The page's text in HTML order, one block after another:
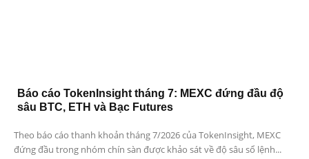
Báo cáo TokenInsight tháng 7: MEXC đứng đầu độ
sâu BTC, ETH và Bạc Futures
Theo báo cáo thanh khoản tháng 7/2026 của TokenInsight, MEXC
đứng đầu trong nhóm chín sàn được khảo sát về độ sâu sổ lệnh...